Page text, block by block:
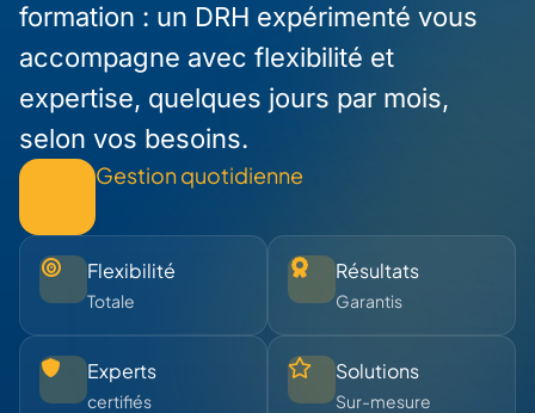
formation : un DRH expérimenté vous
accompagne avec flexibilité et
expertise, quelques jours par mois,
selon vos besoins.
Gestion quotidienne
Flexibilité
Totale
Résultats
Garantis
Experts
certifiés
Solutions
Sur-mesure